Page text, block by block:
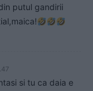
putul gandirii
si tu ca daia e